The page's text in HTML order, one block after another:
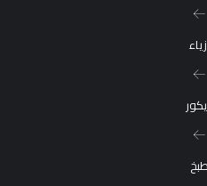
طبخ